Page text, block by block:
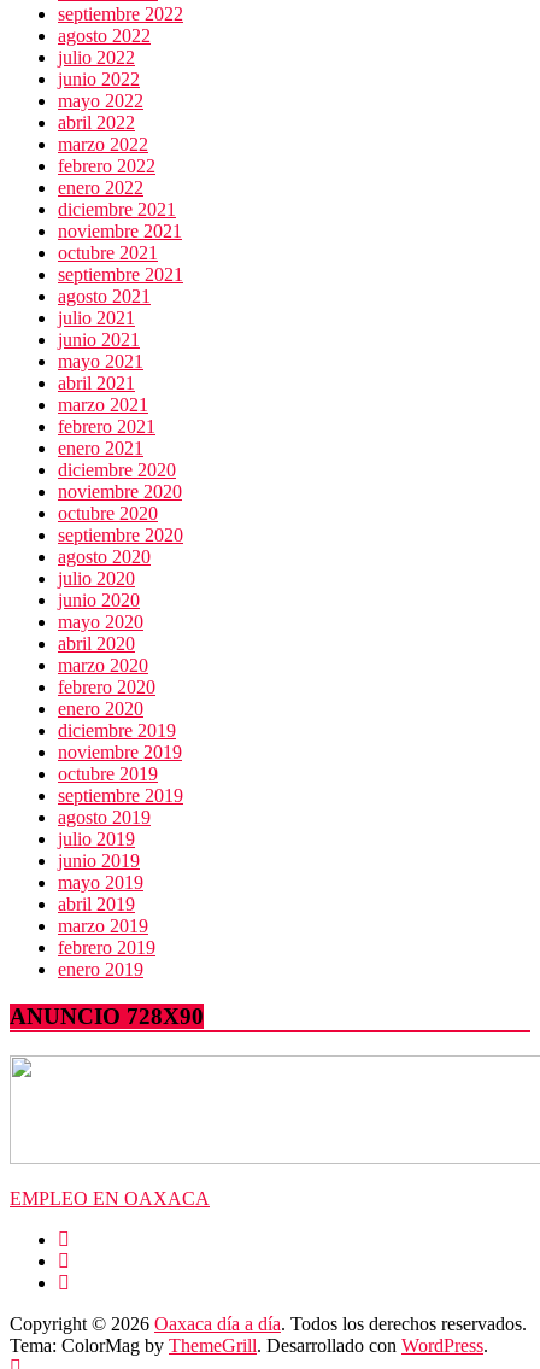
septiembre 2022
agosto 2022
julio 2022
junio 2022
mayo 2022
abril 2022
marzo 2022
febrero 2022
enero 2022
diciembre 2021
noviembre 2021
octubre 2021
septiembre 2021
agosto 2021
julio 2021
junio 2021
mayo 2021
abril 2021
marzo 2021
febrero 2021
enero 2021
diciembre 2020
noviembre 2020
octubre 2020
septiembre 2020
agosto 2020
julio 2020
junio 2020
mayo 2020
abril 2020
marzo 2020
febrero 2020
enero 2020
diciembre 2019
noviembre 2019
octubre 2019
septiembre 2019
agosto 2019
julio 2019
junio 2019
mayo 2019
abril 2019
marzo 2019
febrero 2019
enero 2019
ANUNCIO 728X90
EMPLEO EN OAXACA
Copyright © 2026 Oaxaca día a día. Todos los derechos reservados.
Tema: ColorMag by ThemeGrill. Desarrollado con WordPress.